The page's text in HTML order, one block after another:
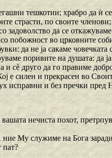
тешкотии; храбро да ѝ
страсти, по своите
задоволство да се
побожност во црковните
да не ја сакаме човечката
поривите на душата: да
сѐ друго да го правиме
е силен и прекрасен во
исправни и без пречки пред
нечиста похот,
Му служиме на Бога
пат?